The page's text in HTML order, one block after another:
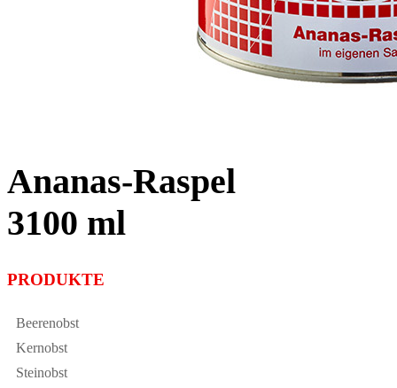
Ananas-Raspel
3100 ml
PRODUKTE
Beerenobst
Kernobst
Steinobst